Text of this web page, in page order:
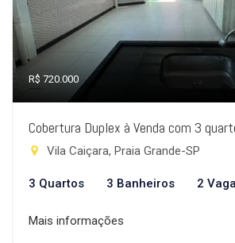
R$ 720.000
Cobertura Duplex à Venda com 3
Vila Caiçara, Praia Grande-SP
3 Quartos 3 Banheiros 2
Mais informações